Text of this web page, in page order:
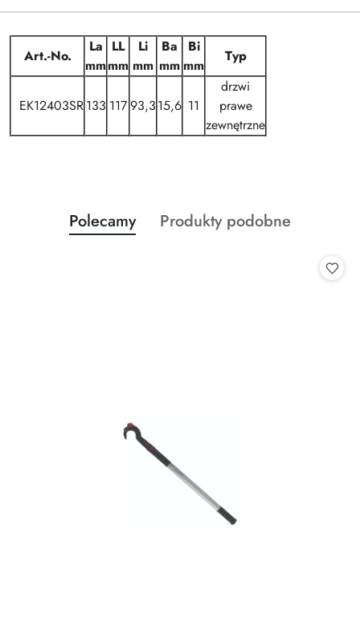
Art.-No.
La
mm
LL
mm
Li
mm
Ba
mm
Bi
mm
Typ
EK12403SR133 11793,315,6 11
drzwi
prawe
zewnętrzne
Pomiń karuzelę produktów
Produkty
o
Polecamy
Produkty
Produkty podobne